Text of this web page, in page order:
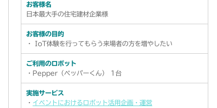
お客様名
日本最大手の住宅建材企業様
お客様の目的
・ IoT体験を行ってもらう来場者の方を増やしたい
ご利用のロボット
・Pepper（ペッパーくん） 1台
実施サービス
・ イベントにおけるロボット活用企画・運営